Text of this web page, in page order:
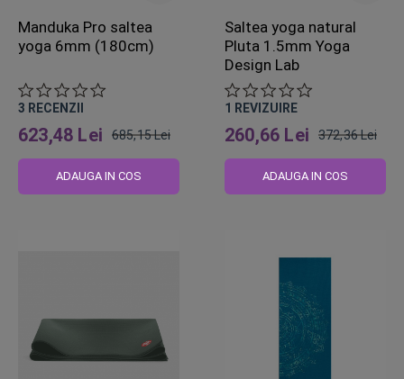
Manduka Pro saltea
yoga 6mm (180cm)
3 RECENZII
623,48 Lei
obisnuit
685,15 Lei
ADAUGA IN COS
Saltea yoga natural
Pluta 1.5mm Yoga
Design Lab
1 REVIZUIRE
260,66 Lei
obisnuit
372,36 Lei
ADAUGA IN COS